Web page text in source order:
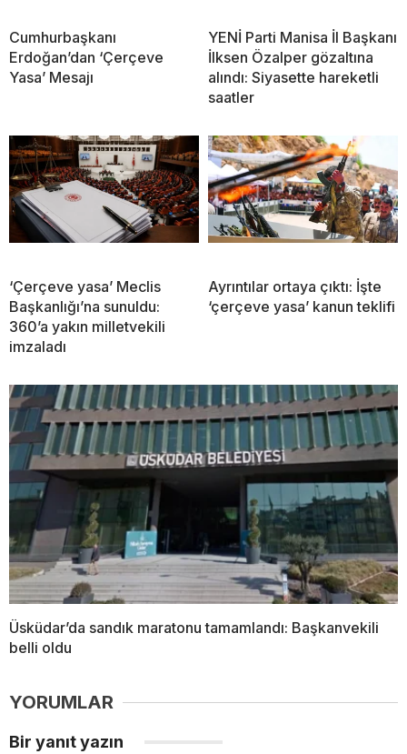
Cumhurbaşkanı
Erdoğan’dan ‘Çerçeve
Yasa’ Mesajı
YENİ Parti Manisa İl Başkanı
İlksen Özalper gözaltına
alındı: Siyasette hareketli
saatler
‘Çerçeve yasa’ Meclis
Başkanlığı’na sunuldu:
360’a yakın milletvekili
imzaladı
Ayrıntılar ortaya çıktı: İşte
‘çerçeve yasa’ kanun teklifi
Üsküdar’da sandık maratonu tamamlandı: Başkanvekili
belli oldu
YORUMLAR
Bir yanıt yazın